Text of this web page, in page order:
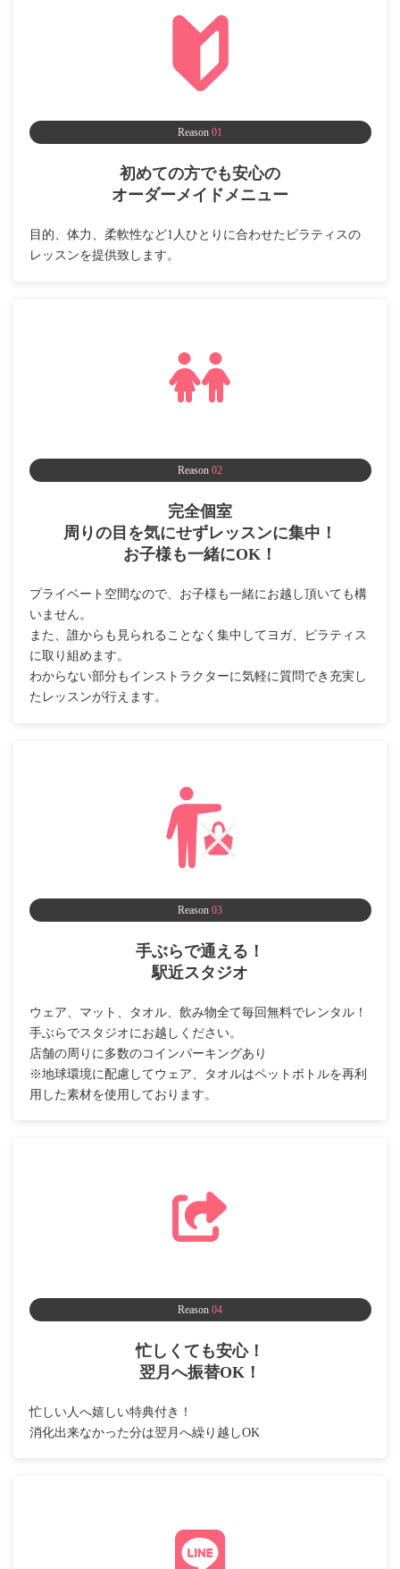
Reason 01
初めての方でも安心の
オーダーメイドメニュー
目的、体力、柔軟性など1人ひとりに合わせたピラティスの
レッスンを提供致します。
Reason 02
完全個室
周りの目を気にせずレッスンに集中！
お子様も一緒にOK！
プライベート空間なので、お子様も一緒にお越し頂いても構
いません。
また、誰からも見られることなく集中してヨガ、ピラティス
に取り組めます。
わからない部分もインストラクターに気軽に質問でき充実し
たレッスンが行えます。
Reason 03
手ぶらで通える！
駅近スタジオ
ウェア、マット、タオル、飲み物全て毎回無料でレンタル！
手ぶらでスタジオにお越しください。
店舗の周りに多数のコインパーキングあり
※地球環境に配慮してウェア、タオルはペットボトルを再利
用した素材を使用しております。
Reason 04
忙しくても安心！
翌月へ振替OK！
忙しい人へ嬉しい特典付き！
消化出来なかった分は翌月へ繰り越しOK